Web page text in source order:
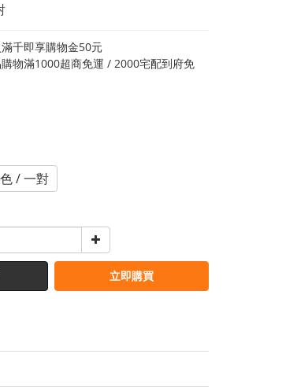
千即享購物金50元
物滿1000超商免運 / 2000宅配到府免
/ 一對
立即購買